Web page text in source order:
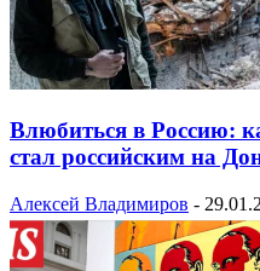
Влюбиться в Россию:
стал российским на
Алексей Владимиров -